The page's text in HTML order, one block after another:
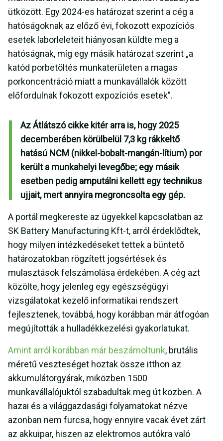
ütközött. Egy 2024-es határozat szerint a cég a
hatóságoknak az előző évi, fokozott expozíciós
esetek laborleleteit hiányosan küldte meg a
hatóságnak, míg egy másik határozat szerint „a
katód porbetöltés munkaterületen a magas
porkoncentráció miatt a munkavállalók között
előfordulnak fokozott expozíciós esetek”.
Az Átlátszó cikke kitér arra is, hogy 2025
decemberében körülbelül 7,3 kg rákkeltő
hatású NCM (nikkel-bobalt-mangán-lítium) por
került a munkahelyi levegőbe; egy másik
esetben pedig amputálni kellett egy technikus
ujjait, mert annyira megroncsolta egy gép.
A portál megkereste az ügyekkel kapcsolatban az
SK Battery Manufacturing Kft-t, arról érdeklődtek,
hogy milyen intézkedéseket tettek a büntető
határozatokban rögzített jogsértések és
mulasztások felszámolása érdekében. A cég azt
közölte, hogy jelenleg egy egészségügyi
vizsgálatokat kezelő informatikai rendszert
fejlesztenek, továbbá, hogy korábban már átfogóan
megújították a hulladékkezelési gyakorlatukat.
Amint arról korábban már beszámoltunk, brutális
méretű veszteséget hoztak össze itthon az
akkumulátorgyárak, miközben 1500
munkavállalójuktól szabadultak meg út közben. A
hazai és a világgazdasági folyamatokat nézve
azonban nem furcsa, hogy ennyire vacak évet zárt
az akkuipar, hiszen az elektromos autókra való